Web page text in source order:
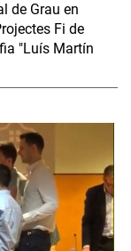
de Grau en
Fi de
"Luís Martín